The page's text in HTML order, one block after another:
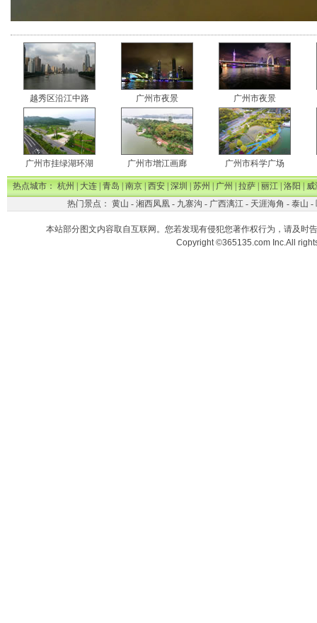
越秀区沿江中路 广州市夜景 广州市夜景
广州市挂绿湖环湖 广州市增江画廊 广州市科学广场
热点城市：杭州|大连|青岛|南京|西安|深圳|苏州|广州|拉萨|丽江|洛阳|威
热门景点： 黄山 - 湘西凤凰- 九寨沟 - 广西漓江- 天涯海角 - 泰山 -
本站部分图文内容取自互联网。您若发现有侵犯您著作权行为，请及时
Copyright ©365135.com Inc.All